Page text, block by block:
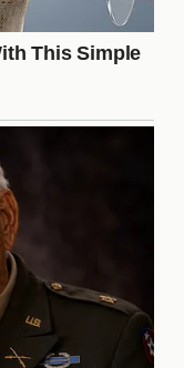
jugador clave
Su capacidad
liderazgo en el
para la
un equipo que
élite del fútbol
de
FC se puede